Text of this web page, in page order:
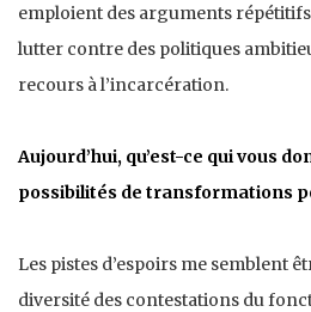
emploient des arguments
lutter contre des politiques
recours à l’incarcération.
Aujourd’hui, qu’est-ce qui vous
possibilités de transformations
Les pistes d’espoirs me semblent
diversité des contestations du